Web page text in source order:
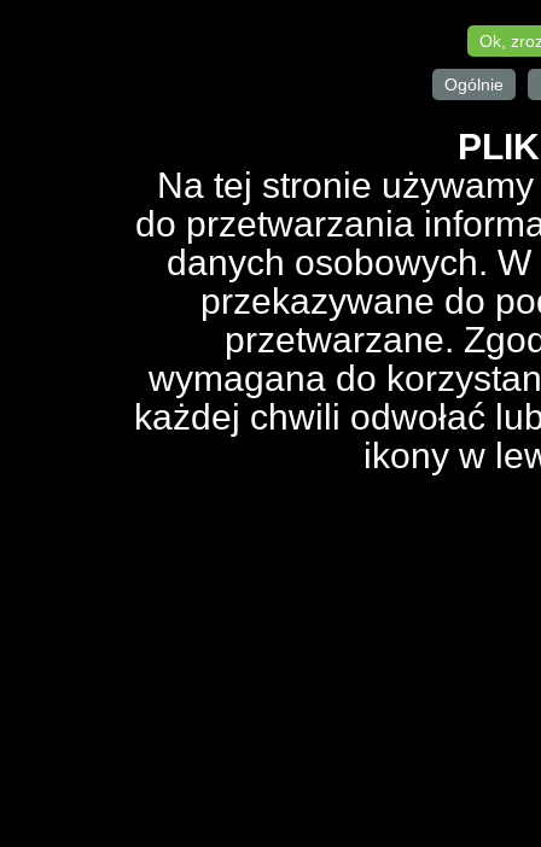
Na tej stronie
do przetwarzania
danych osobowych.
przekazywane do
przetwarzane.
wymagana do
każdej chwili odwołać
ikony w
Ok,
Ogólnie